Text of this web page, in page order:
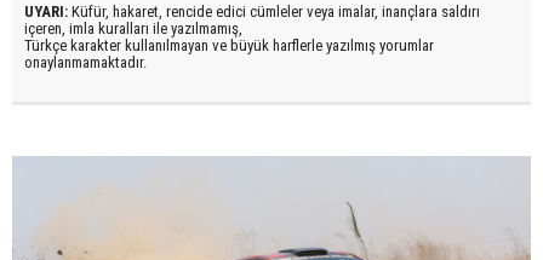
UYARI: Küfür, hakaret, rencide edici cümleler veya imalar, inançlara saldırı
içeren, imla kuralları ile yazılmamış,
Türkçe karakter kullanılmayan ve büyük harflerle yazılmış yorumlar
onaylanmamaktadır.